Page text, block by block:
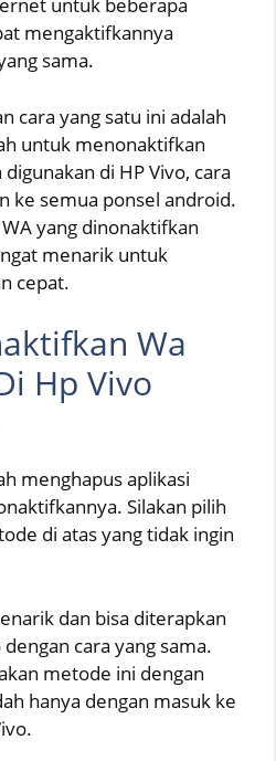
untuk beberapa
mengaktifkannya
sama.
cara yang satu ini adalah
untuk menonaktifkan
di HP Vivo, cara
ke semua ponsel android.
yang dinonaktifkan
menarik untuk
cepat.
Wa
Hp Vivo
menghapus aplikasi
Silakan pilih
di atas yang tidak ingin
dan bisa diterapkan
cara yang sama.
metode ini dengan
hanya dengan masuk ke